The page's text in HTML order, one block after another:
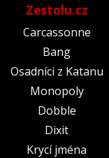
Zestolu.cz
Carcassonne
Bang
Osadníci z Katanu
Monopoly
Dobble
Dixit
Krycí jména